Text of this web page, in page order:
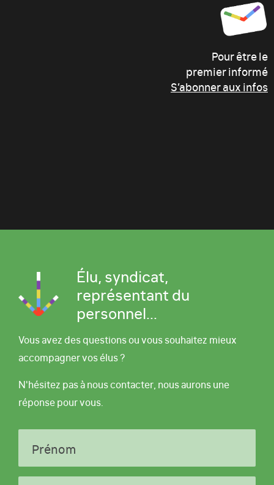
Pour être le
premier informé
S’abonner aux infos
Élu, syndicat,
représentant du
personnel...
Vous avez des questions ou vous souhaitez mieux
accompagner vos élus ?
N'hésitez pas à nous contacter, nous aurons une
réponse pour vous.
Prénom